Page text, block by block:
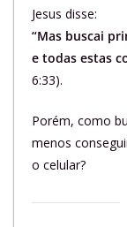
Jesus disse:
“Mas buscai
e todas estas
6:33).
Porém, como
menos
o celular?